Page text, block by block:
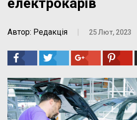
Автор: Редакція | 25 Лют, 2023